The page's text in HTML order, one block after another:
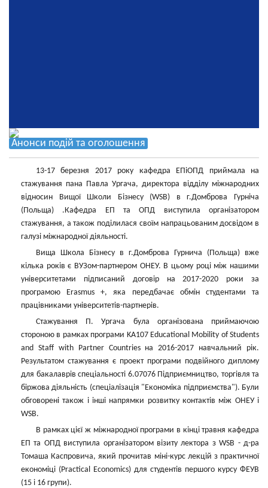
Анонси подій та оголошення
13-17 березня 2017 року кафедра ЕПіОПД приймала на
стажування пана Павла Ургача, директора відділу міжнародних
відносин Вищої Школи Бізнесу (WSB) в г.Домброва Гурніча
(Польща) .Кафедра ЕП та ОПД виступила організатором
стажування, а також поділилася своїм напрацьованим досвідом в
галузі міжнародної діяльності.
Вища Школа Бізнесу в г.Домброва Гурнича (Польща) вже
кілька років є ВУЗом-партнером ОНЕУ. В цьому році між нашими
університетами підписаний договір на 2017-2020 роки за
програмою Erasmus +, яка передбачає обмін студентами та
працівниками університетів-партнерів.
Стажування П. Ургача була організована приймаючою
стороною в рамках програми KA107 Educational Mobility of Students
and Staff with Partner Countries на 2016-2017 навчальний рік.
Результатом стажування є проект програми подвійного диплому
для бакалаврів спеціальності 6.07076 Підприємництво, торгівля та
біржова діяльність (спеціалізація "Економіка підприємства"). Були
обговорені також і інші напрямки розвитку контактів між ОНЕУ і
WSB.
В рамках цієї ж міжнародної програми в кінці травня кафедра
ЕП та ОПД виступила організатором візиту лектора з WSB - д-ра
Томаша Каспровича, який прочитав міні-курс лекцій з практичної
економіці (Practical Economics) для студентів першого курсу ФЕУВ
(15 і 16 групи).